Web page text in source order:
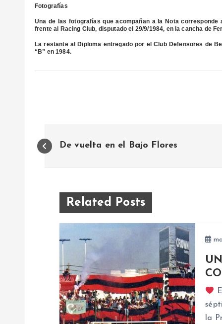
Fotografías
Una de las fotografías que acompañan a la Nota
frente al Racing Club, disputado el 29/9/1984, en la cancha de
La restante al Diploma entregado por el Club Defensores de
“B” en 1984.
N
De vuelta en el Bajo Flores
Related Posts
la